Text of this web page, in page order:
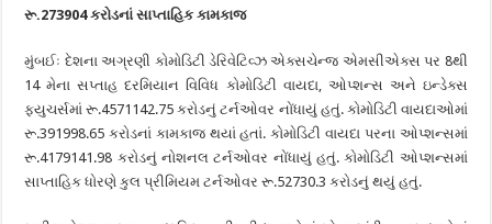
રૂ.273904કરોડનાં સાપ્તાહિક કામકાજ
મુંબઈઃ દેશના અગ્રણી કોમોડિટી ડેરિવેટિવ્ઝ એક્સચેન્જ એમસીએક્સ પર 8થી
14 મેના સપ્તાહ દરમિયાન વિવિધ કોમોડિટી વાયદા, ઓપ્શન્સ અને ઇન્ડેક્સ
ફ્યુચર્સમાં રૂ.4571142.75 કરોડનું ટર્નઓવર નોંધાયું હતું. કોમોડિટી વાયદાઓમાં
રૂ.391998.65 કરોડનાં કામકાજ થયાં હતાં. કોમોડિટી વાયદા પરના ઓપ્શન્સમાં
રૂ.4179141.98 કરોડનું નોશનલ ટર્નઓવર નોંધાયું હતું. કોમોડિટી ઓપ્શન્સમાં
સાપ્તાહિક ધોરણે કુલ પ્રીમિયમ ટર્નઓવર રૂ.52730.3 કરોડનું થયું હતું.